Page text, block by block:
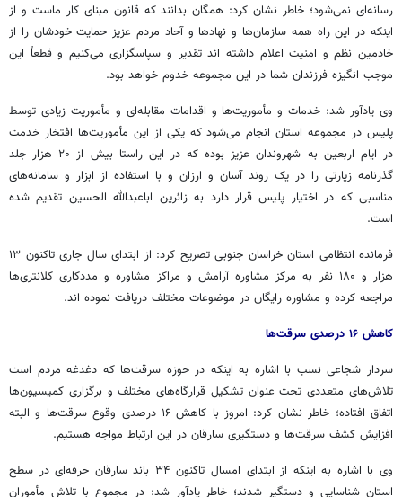
رسانه‌ای نمی‌شود؛ خاطر نشان کرد: همگان بدانند که قانون مبنای کار ماست و از
اینکه در این راه همه سازمان‌ها و نهادها و آحاد مردم عزیز حمایت خودشان را از
خادمین نظم و امنیت اعلام داشته اندتقدیر و سپاسگزاری می‌کنیم و قطعاً این
موجب انگیزه فرزندان شما در این مجموعه خدوم خواهد بود.
وی یادآور شد: خدمات و مأموریت‌ها و اقدامات مقابله‌ای و مأموریت زیادی توسط
پلیس در مجموعه استان انجام می‌شود که یکی از این مأموریت‌ها افتخار خدمت
در ایام اربعین به شهروندان عزیز بوده که در این راستا بیش از ۲۰ هزار جلد
گذرنامه زیارتی را در یک روند آسان و ارزان و با استفاده از ابزار و سامانه‌های
مناسبی که در اختیار پلیس قرار دارد به زائرین اباعبدالله الحسین تقدیم شده
است.
فرمانده انتظامی استان خراسان جنوبی تصریح کرد: از ابتدای سال جاری تاکنون ۱۳
هزار و ۱۸۰ نفر به مرکز مشاوره آرامش و مراکز مشاوره و مددکاری کلانتری‌ها
مراجعه کرده و مشاوره رایگان در موضوعات مختلف دریافت نموده اند.
کاهش ۱۶ درصدی سرقت‌ها
سردار شجاعی نسب با اشاره به اینکه در حوزه سرقت‌ها که دغدغه مردم است
تلاش‌های متعددی تحت عنوان تشکیل قرارگاه‌های مختلف و برگزاری کمیسیون‌ها
اتفاق افتاده؛ خاطر نشان کرد: امروز با کاهش ۱۶ درصدی وقوع سرقت‌ها و البته
افزایش کشف سرقت‌ها و دستگیری سارقان در این ارتباط مواجه هستیم.
وی با اشاره به اینکه از ابتدای امسال تاکنون ۳۴ باند سارقان حرفه‌ای در سطح
استان شناسایی و دستگیر شدند؛ خاطر یادآور شد: در مجموع با تلاش مأموران